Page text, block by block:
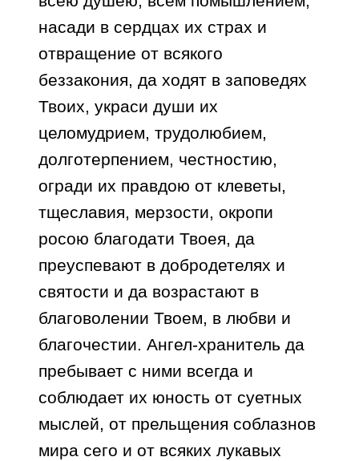
насади в сердцах их страх и
отвращение от всякого
беззакония, да ходят в заповедях
Твоих, украси души их
целомудрием, трудолюбием,
долготерпением, честностию,
огради их правдою от клеветы,
тщеславия, мерзости, окропи
росою благодати Твоея, да
преуспевают в добродетелях и
святости и да возрастают в
благоволении Твоем, в любви и
благочестии. Ангел-хранитель да
пребывает с ними всегда и
соблюдает их юность от суетных
мыслей, от прельщения соблазнов
мира сего и от всяких лукавых